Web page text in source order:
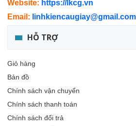
Website: https://lkcg.vn
Email: linhkiencaugiay@gmail.com
HỖ TRỢ
Giỏ hàng
Bản đồ
Chính sách vận chuyển
Chính sách thanh toán
Chính sách đổi trả